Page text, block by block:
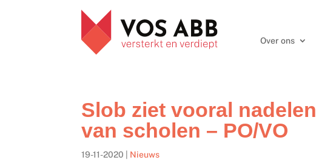
Over ons
Slob ziet vooral
van scholen – PO/VO
19-11-2020 Nieuws